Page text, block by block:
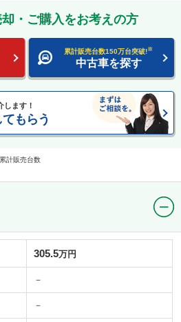
・ご購入をお考えの方
累計販売台数150万台突破!※
中古車を探す
します！
もらう
計販売台数
305.5万円
－
－